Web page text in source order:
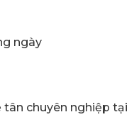
ngày
tân chuyên nghiệp tại